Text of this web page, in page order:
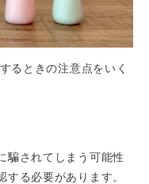
るときの注意点をいく
騙されてしまう可能性
る必要があります。